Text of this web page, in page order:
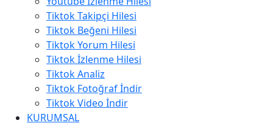
Tiktok Takipçi Hilesi
Tiktok Beğeni Hilesi
Tiktok Yorum Hilesi
Tiktok İzlenme Hilesi
Tiktok Analiz
Tiktok Fotoğraf İndir
Tiktok Video İndir
KURUMSAL